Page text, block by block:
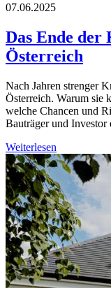
07.06.2025
Das Ende
Österreich
Nach Jahren strenger
Österreich. Warum sie
welche Chancen und
Bauträger und Investor
Weiterlesen